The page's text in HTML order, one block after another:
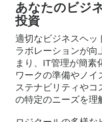
あなたのビジ
投資
適切なビジネスヘッ
ラボレーションが向
まり、IT管理が簡素
ワークの準備やノイ
ステナビリティやコ
の特定のニーズを理